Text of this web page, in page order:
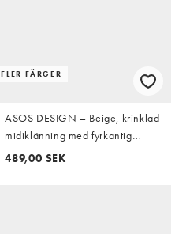
FLER FÄRGER
ASOS DESIGN – Beige, krinklad
midiklänning med fyrkantig
halsringning och paneldetalj
489,00 SEK